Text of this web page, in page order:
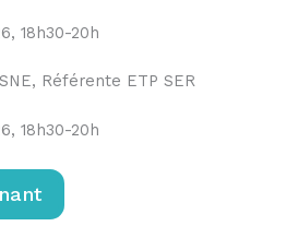
18h30-20h
Référente ETP SER
18h30-20h